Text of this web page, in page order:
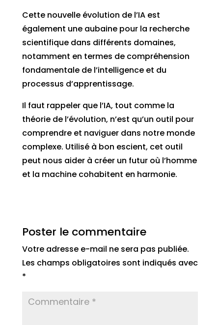
Cette nouvelle évolution de l’IA est
également une aubaine pour la recherche
scientifique dans différents domaines,
notamment en termes de compréhension
fondamentale de l’intelligence et du
processus d’apprentissage.
Il faut rappeler que l’IA, tout comme la
théorie de l’évolution, n’est qu’un outil pour
comprendre et naviguer dans notre monde
complexe. Utilisé à bon escient, cet outil
peut nous aider à créer un futur où l’homme
et la machine cohabitent en harmonie.
Poster le commentaire
Votre adresse e-mail ne sera pas publiée.
Les champs obligatoires sont indiqués avec
*